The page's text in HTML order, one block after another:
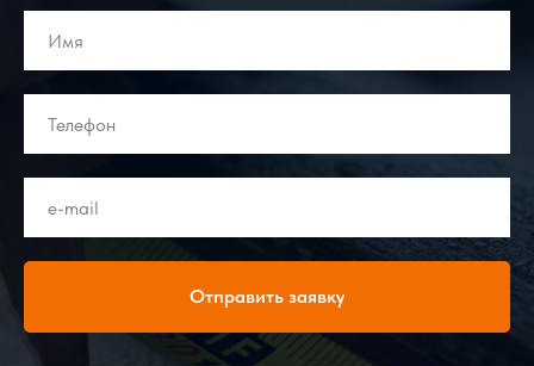
Отправить заявку